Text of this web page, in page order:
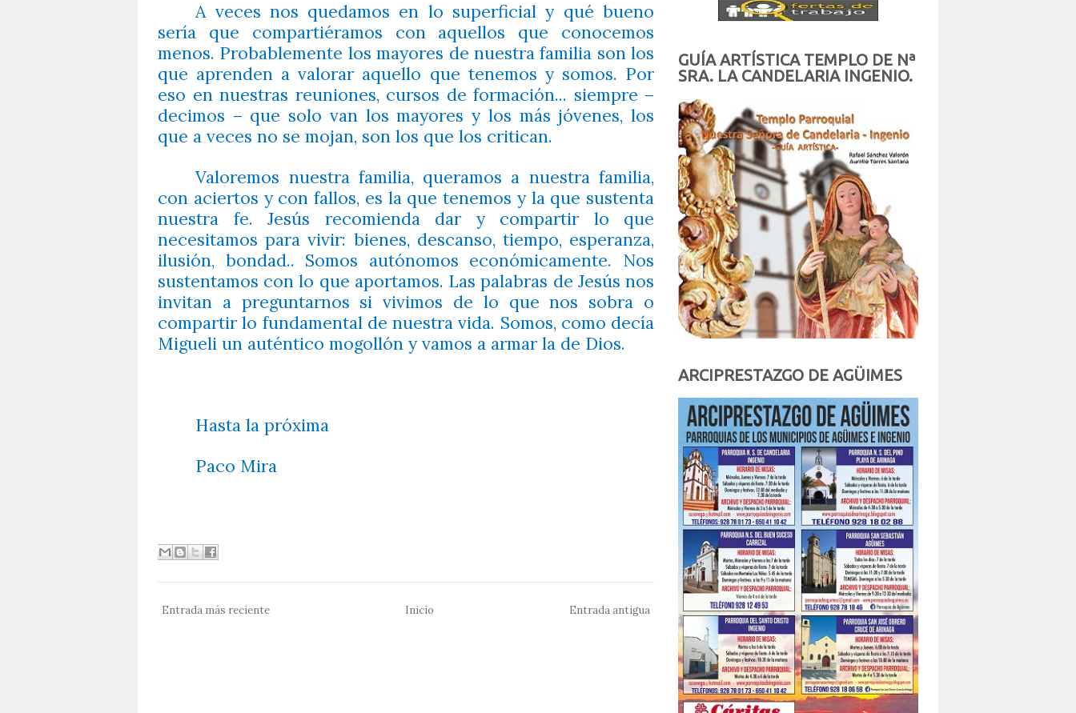
A veces nos quedamos en lo superficial y qué bueno
sería que compartiéramos con aquellos que conocemos
menos. Probablemente los mayores de nuestra familia son los
que aprenden a valorar aquello que tenemos y somos. Por
eso en nuestras reuniones, cursos de formación... siempre –
decimos – que solo van los mayores y los más jóvenes, los
que a veces no se mojan, son los que los critican.
Valoremos nuestra familia, queramos a nuestra familia,
con aciertos y con fallos, es la que tenemos y la que sustenta
nuestra fe. Jesús recomienda dar y compartir lo que
necesitamos para vivir: bienes, descanso, tiempo, esperanza,
ilusión, bondad.. Somos autónomos económicamente. Nos
sustentamos con lo que aportamos. Las palabras de Jesús nos
invitan a preguntarnos si vivimos de lo que nos sobra o
compartir lo fundamental de nuestra vida. Somos, como decía
Migueli un auténtico mogollón y vamos a armar la de Dios.
Hasta la próxima
Paco Mira
Entrada más reciente Entrada antigua
Inicio
GUÍA ARTÍSTICA TEMPLO DE Nª
SRA. LA CANDELARIA INGENIO.
ARCIPRESTAZGO DE AGÜIMES